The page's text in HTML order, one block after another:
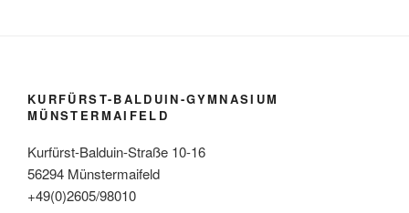
KURFÜRST-BALDUIN-GYMNASIUM
MÜNSTERMAIFELD
Kurfürst-Balduin-Straße 10-16
56294 Münstermaifeld
+49(0)2605/98010